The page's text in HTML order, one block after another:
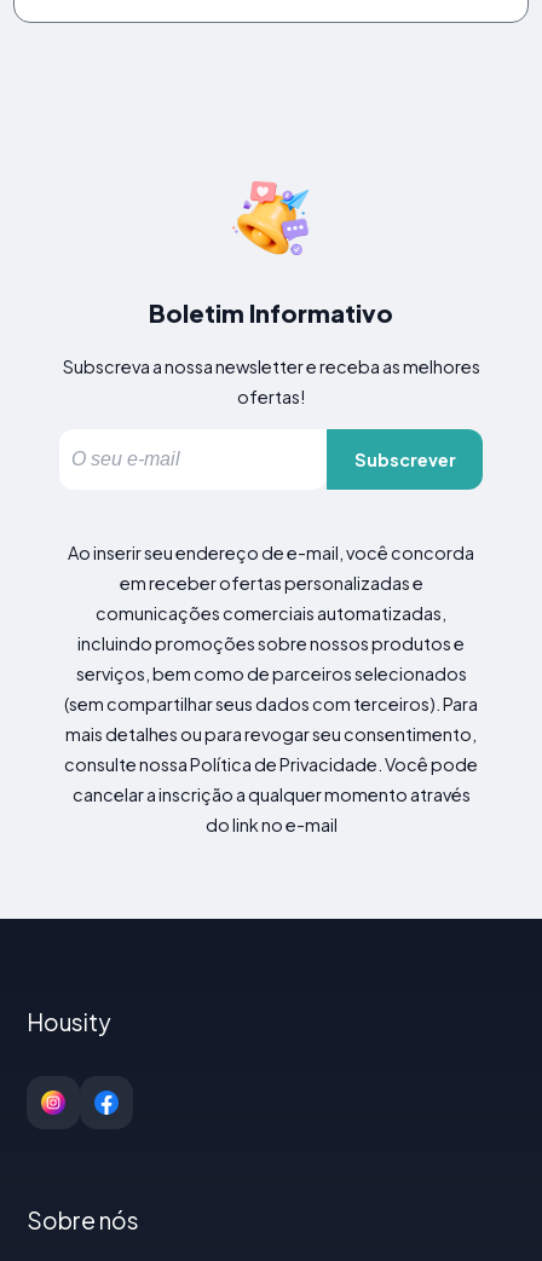
Boletim Informativo
Subscreva a nossa newsletter e receba as melhores
ofertas!
Subscrever
Ao inserir seu endereço de e-mail, você concorda
em receber ofertas personalizadas e
comunicações comerciais automatizadas,
incluindo promoções sobre nossos produtos e
serviços, bem como de parceiros selecionados
(sem compartilhar seus dados com terceiros). Para
mais detalhes ou para revogar seu consentimento,
consulte nossa Política de Privacidade. Você pode
cancelar a inscrição a qualquer momento através
do link no e-mail
Housity
Sobre nós